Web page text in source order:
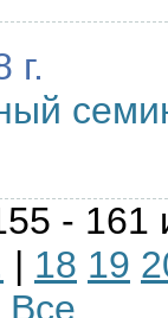
г.
- 161
| 18 19
Все